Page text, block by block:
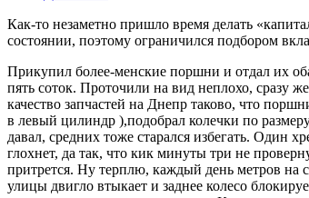
Как-то незаметно пришло время делать
состоянии, поэтому ограничился подбором
Прикупил более-менские поршни и отдал их
пять соток. Проточили на вид неплохо, сразу
качество запчастей на Днепр таково, что
в левый цилиндр ),подобрал колечки по
давал, средних тоже старался избегать. Один
глохнет, да так, что кик минуты три не
притрется. Ну терплю, каждый день метров на
улицы двигло втыкает и заднее колесо